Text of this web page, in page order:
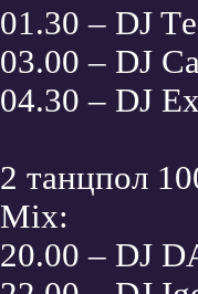
01.30 – DJ
03.00 – DJ
04.30 – DJ
2 танцпол
Mix:
20.00 – DJ